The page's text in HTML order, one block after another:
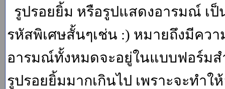
รูปรอยยิ้ม หรือรูปแสดงอารมณ์ เ
รหัสพิเศษสั้นๆเช่น :) หมายถึงมีคว
อารมณ์ทั้งหมดจะอยู่ในแบบฟอร์ม
รูปรอยยิ้มมากเกินไป เพราะจะทำใ